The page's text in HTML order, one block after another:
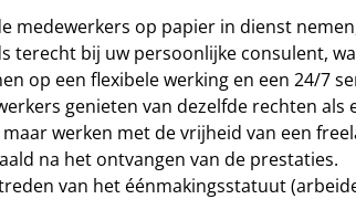
medewerkers op papier in dienst
terecht bij uw persoonlijke consulent,
op een flexibele werking en een 24/7
genieten van dezelfde rechten
werken met de vrijheid van een
na het ontvangen van de prestaties.
van het éénmakingsstatuut